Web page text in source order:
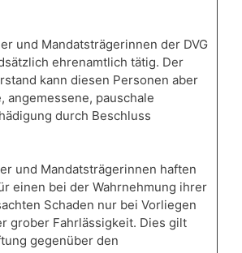
und Mandatsträgerinnen der DVG
ehrenamtlich tätig. Der
kann diesen Personen aber
angemessene, pauschale
durch Beschluss
und Mandatsträgerinnen haften
einen bei der Wahrnehmung ihrer
Schaden nur bei Vorliegen
grober Fahrlässigkeit. Dies gilt
gegenüber den